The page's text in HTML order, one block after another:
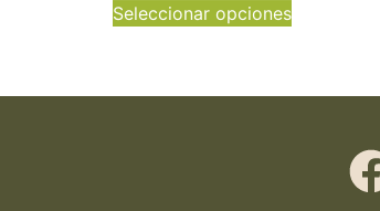
Seleccionar opciones